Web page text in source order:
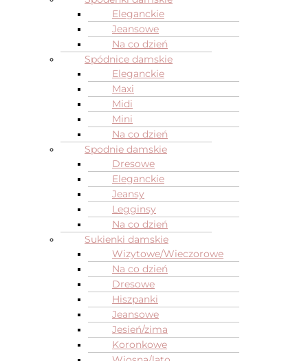
Eleganckie
Jeansowe
Na co dzień
Spódnice damskie
Eleganckie
Maxi
Midi
Mini
Na co dzień
Spodnie damskie
Dresowe
Eleganckie
Jeansy
Legginsy
Na co dzień
Sukienki damskie
Wizytowe/Wieczorowe
Na co dzień
Dresowe
Hiszpanki
Jeansowe
Jesień/zima
Koronkowe